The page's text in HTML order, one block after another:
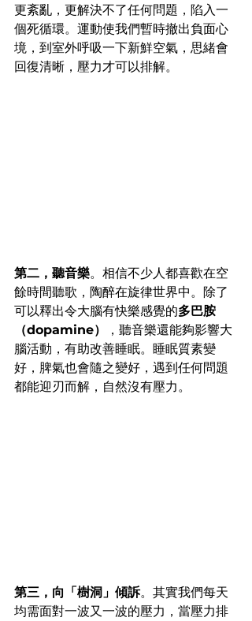
更紊亂，更解決不了任何問題，陷入一
個死循環。運動使我們暫時撤出負面心
境，到室外呼吸一下新鮮空氣，思緒會
回復清晰，壓力才可以排解。
第二，聽音樂。相信不少人都喜歡在空
餘時間聽歌，陶醉在旋律世界中。除了
可以釋出令大腦有快樂感覺的多巴胺
（dopamine）
，聽音樂還能夠影響大
腦活動，有助改善睡眠。睡眠質素變
好，脾氣也會隨之變好，遇到任何問題
都能迎刃而解，自然沒有壓力。
第三，向「樹洞」傾訴。其實我們每天
均需面對一波又一波的壓力，當壓力排